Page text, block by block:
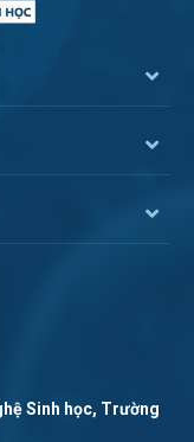
Sinh học, Trường